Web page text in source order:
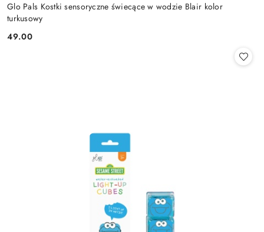
Glo Pals Kostki sensoryczne świecące w wodzie Blair kolor
turkusowy
Cena:
49.00